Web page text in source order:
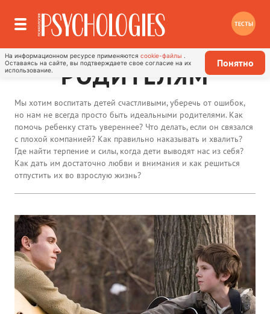
ТЕСТЫ
На информационном ресурсе применяются cookie-файлы
Оставаясь на сайте, вы подтверждаете свое согласие на их
использование.
Понятно
РОДИТЕЛЯМ
Мы хотим воспитать детей счастливыми, уберечь от ошибок,
но нам не всегда просто быть идеальными родителями. Как
помочь ребенку стать увереннее? Что делать, если он связался
с плохой компанией? Как правильно наказывать и хвалить?
Где найти терпение и силы, когда дети выводят нас из себя?
Как дать им достаточно любви и внимания и как решиться
отпустить их во взрослую жизнь?